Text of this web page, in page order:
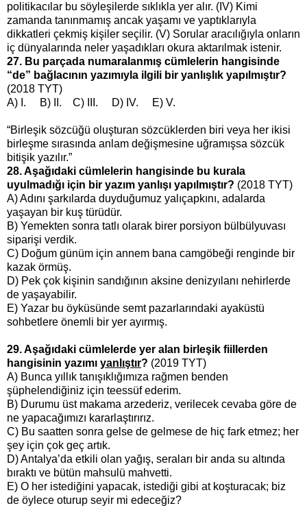
politikacılar bu söyleşilerde sıklıkla yer alır. (IV) Kimi
zamanda tanınmamış ancak yaşamı ve yaptıklarıyla
dikkatleri çekmiş kişiler seçilir. (V) Sorular aracılığıyla onların
iç dünyalarında neler yaşadıkları okura aktarılmak istenir.
27. Bu parçada numaralanmış cümlelerin hangisinde
“de” bağlacının yazımıyla ilgili bir yanlışlık yapılmıştır?
(2018 TYT)
A) I. B) II. C) III. D) IV. E) V.
“Birleşik sözcüğü oluşturan sözcüklerden biri veya her ikisi
birleşme sırasında anlam değişmesine uğramışsa sözcük
bitişik yazılır.”
28. Aşağıdaki cümlelerin hangisinde bu kurala
uyulmadığı için bir yazım yanlışı yapılmıştır? (2018 TYT)
A) Adını şarkılarda duyduğumuz yalıçapkını, adalarda
yaşayan bir kuş türüdür.
B) Yemekten sonra tatlı olarak birer porsiyon bülbülyuvası
siparişi verdik.
C) Doğum günüm için annem bana camgöbeği renginde bir
kazak örmüş.
D) Pek çok kişinin sandığının aksine denizyılanı nehirlerde
de yaşayabilir.
E) Yazar bu öyküsünde semt pazarlarındaki ayaküstü
sohbetlere önemli bir yer ayırmış.
29. Aşağıdaki cümlelerde yer alan birleşik fiillerden
hangisinin yazımı yanlıştır? (2019 TYT)
A) Bunca yıllık tanışıklığımıza rağmen benden
şüphelendiğiniz için teessüf ederim.
B) Durumu üst makama arzederiz, verilecek cevaba göre de
ne yapacağımızı kararlaştırırız.
C) Bu saatten sonra gelse de gelmese de hiç fark etmez; her
şey için çok geç artık.
D) Antalya’da etkili olan yağış, seraları bir anda su altında
bıraktı ve bütün mahsulü mahvetti.
E) O her istediğini yapacak, istediği gibi at koşturacak; biz
de öylece oturup seyir mi edeceğiz?